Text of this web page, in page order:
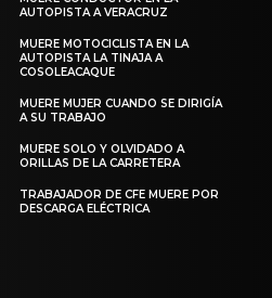
AUTOPISTA A VERACRUZ
MUERE MOTOCICLISTA EN LA
AUTOPISTA LA TINAJA A
COSOLEACAQUE
MUERE MUJER CUANDO SE DIRIGÍA
A SU TRABAJO
MUERE SOLO Y OLVIDADO A
ORILLAS DE LA CARRETERA
TRABAJADOR DE CFE MUERE POR
DESCARGA ELÉCTRICA